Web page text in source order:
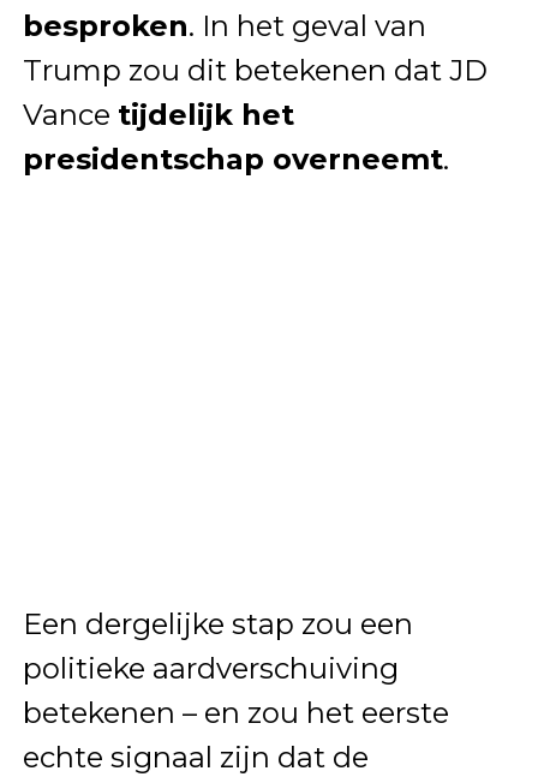
besproken. In het geval van
Trump zou dit betekenen dat JD
Vance tijdelijk het
presidentschap overneemt.
Een dergelijke stap zou een
politieke aardverschuiving
betekenen – en zou het eerste
echte signaal zijn dat de